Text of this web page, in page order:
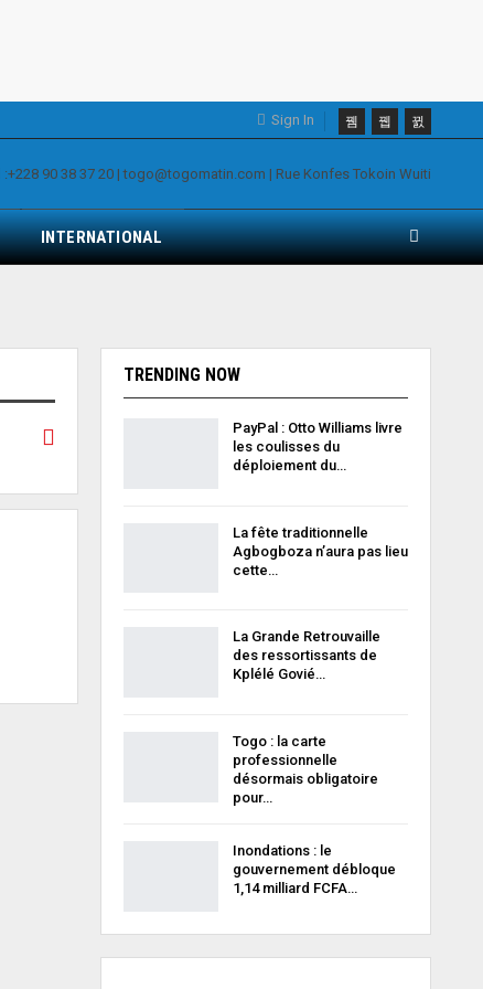
Sign In
INTERNATIONAL
TRENDING NOW
PayPal : Otto Williams livre
les coulisses du
déploiement du…
La fête traditionnelle
Agbogboza n’aura pas lieu
cette…
La Grande Retrouvaille
des ressortissants de
Kplélé Govié…
Togo : la carte
professionnelle
désormais obligatoire
pour…
Inondations : le
gouvernement débloque
1,14 milliard FCFA…